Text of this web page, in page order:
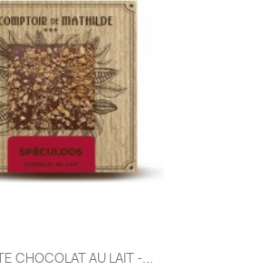
CHOCOLAT AU LAIT -...